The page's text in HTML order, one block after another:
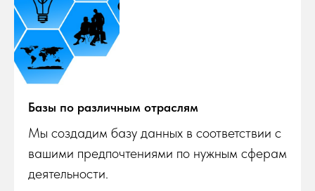
Базы по различным отраслям
Мы создадим базу данных в соответствии с
вашими предпочтениями по нужным сферам
деятельности.